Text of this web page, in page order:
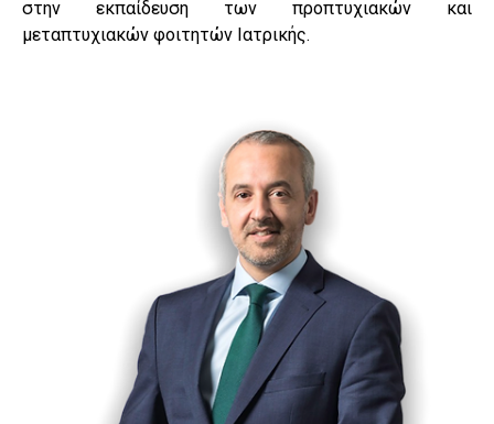
στην εκπαίδευση των προπτυχιακών και
μεταπτυχιακών φοιτητών Ιατρικής.